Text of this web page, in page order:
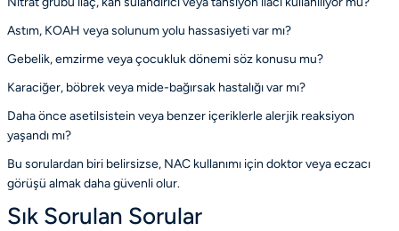
Astım, KOAH veya solunum yolu hassasiyeti var mı?
Gebelik, emzirme veya çocukluk dönemi söz konusu mu?
Karaciğer, böbrek veya mide-bağırsak hastalığı var mı?
Daha önce asetilsistein veya benzer içeriklerle alerjik reaksiyon
yaşandı mı?
Bu sorulardan biri belirsizse, NAC kullanımı için doktor veya eczacı
görüşü almak daha güvenli olur.
Sık Sorulan Sorular